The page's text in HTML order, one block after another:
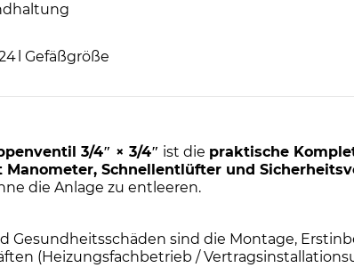
l Gefäßgröße
3/4″ × 3/4″ ist die praktische
Schnellentlüfter und
die Anlage zu entleeren.
Gesundheitsschäden sind die Montage,
(Heizungsfachbetrieb /